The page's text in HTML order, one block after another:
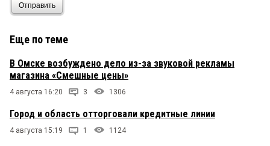
Отправить
Еще по теме
В Омске возбуждено дело из-за звуковой рекламы
магазина «Смешные цены»
4 августа 16:20 3 1306
Город и область отторговали кредитные линии
4 августа 15:19 1 1124